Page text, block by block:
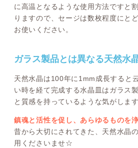
に高温となるような使用方法ですと
りますので、セージは数枚程度にと
お使いください。
ガラス製品とは異なる天然水
天然水晶は100年に1mm成長すると
い時を経て完成する水晶皿はガラス
と質感を持っているような気がします
鎮魂と活性を促し、あらゆるものを
昔から大切にされてきた、天然水晶
用くださいませ☆